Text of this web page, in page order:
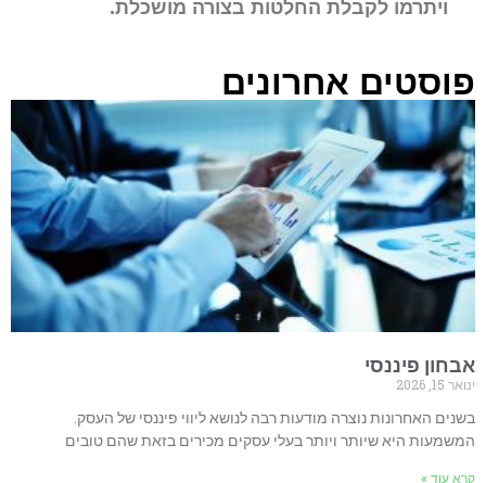
לקבלת החלטות בצורה מושכלת.
אחרונים
נוצרה מודעות רבה לנושא ליווי פיננסי של העסק.
היא שיותר ויותר בעלי עסקים מכירים בזאת שהם טובים